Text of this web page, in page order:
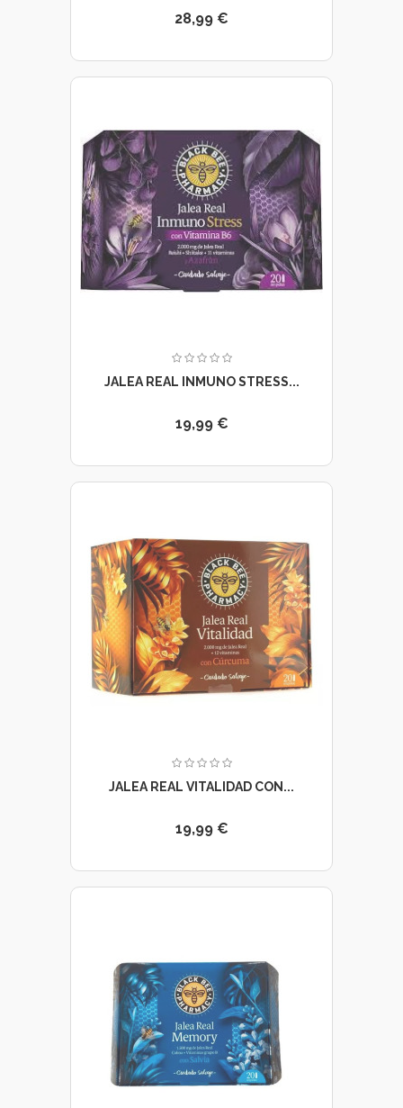
28,99 €
JALEA REAL INMUNO STRESS...
19,99 €
JALEA REAL VITALIDAD CON...
19,99 €